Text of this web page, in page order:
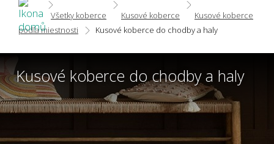
Všetky koberce Kusové koberce
Kusové koberce
podľa miestnosti
Kusové koberce do chodby a haly
Kusové koberce do chodby a haly